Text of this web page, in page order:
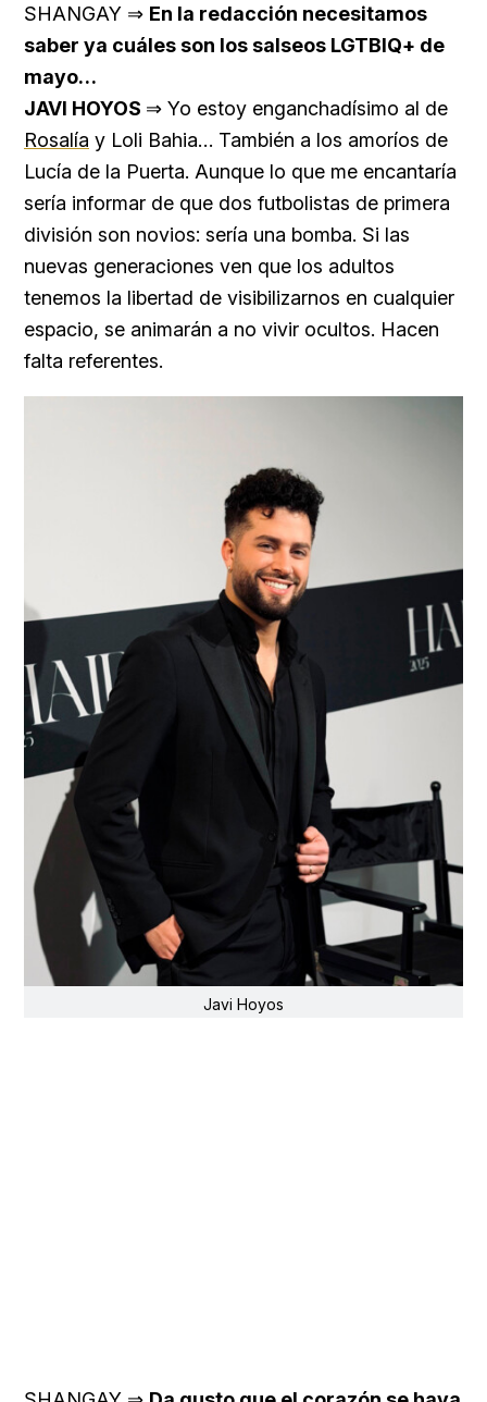
SHANGAY ⇒ En la redacción necesitamos
saber ya cuáles son los salseos LGTBIQ+ de
mayo…
JAVI HOYOS ⇒ Yo estoy enganchadísimo al de
Rosalía y Loli Bahia… También a los amoríos de
Lucía de la Puerta. Aunque lo que me encantaría
sería informar de que dos futbolistas de primera
división son novios: sería una bomba. Si las
nuevas generaciones ven que los adultos
tenemos la libertad de visibilizarnos en cualquier
espacio, se animarán a no vivir ocultos. Hacen
falta referentes.
Javi Hoyos